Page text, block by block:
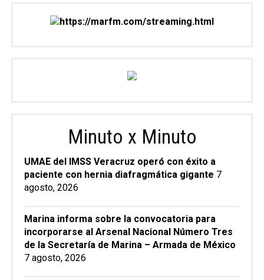
Minuto x Minuto
UMAE del IMSS Veracruz operó con éxito a
paciente con hernia diafragmática gigante 7
agosto, 2026
Marina informa sobre la convocatoria para
incorporarse al Arsenal Nacional Número Tres
de la Secretaría de Marina – Armada de México
7 agosto, 2026